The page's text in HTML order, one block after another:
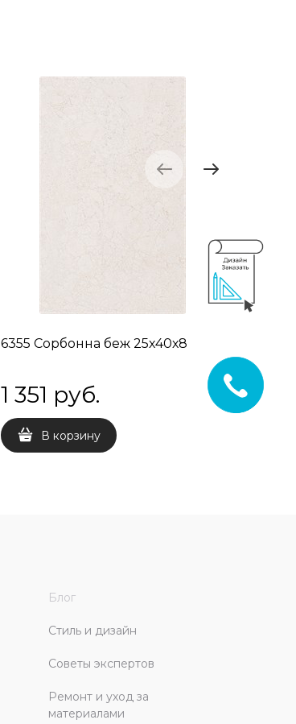
6355 Сорбонна беж 25х40х8
1 351 руб.
В корзину
25х4,2х8
200
Блог
Стиль и дизайн
Советы экспертов
Ремонт и уход за
материалами